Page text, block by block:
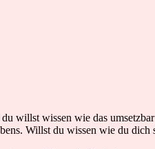
willst wissen wie das
Willst du wissen wie du